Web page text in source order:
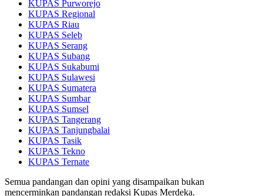
KUPAS Purworejo
KUPAS Regional
KUPAS Riau
KUPAS Seleb
KUPAS Serang
KUPAS Subang
KUPAS Sukabumi
KUPAS Sulawesi
KUPAS Sumatera
KUPAS Sumbar
KUPAS Sumsel
KUPAS Tangerang
KUPAS Tanjungbalai
KUPAS Tasik
KUPAS Tekno
KUPAS Ternate
Semua pandangan dan opini yang disampaikan bukan
mencerminkan pandangan redaksi Kupas Merdeka.